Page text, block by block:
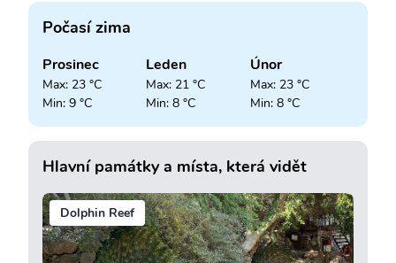
Počasí zima
Prosinec
Max: 23 °C
Min: 9 °C
Leden
Max: 21 °C
Min: 8 °C
Únor
Max: 23 °C
Min: 8 °C
Hlavní památky a místa, která vidět
Dolphin Reef